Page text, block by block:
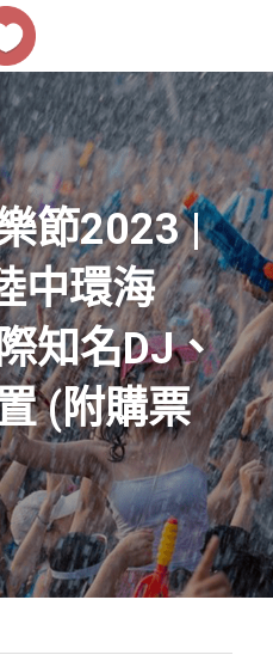
節2023 |
中環海
知名DJ、
(附購票
分類